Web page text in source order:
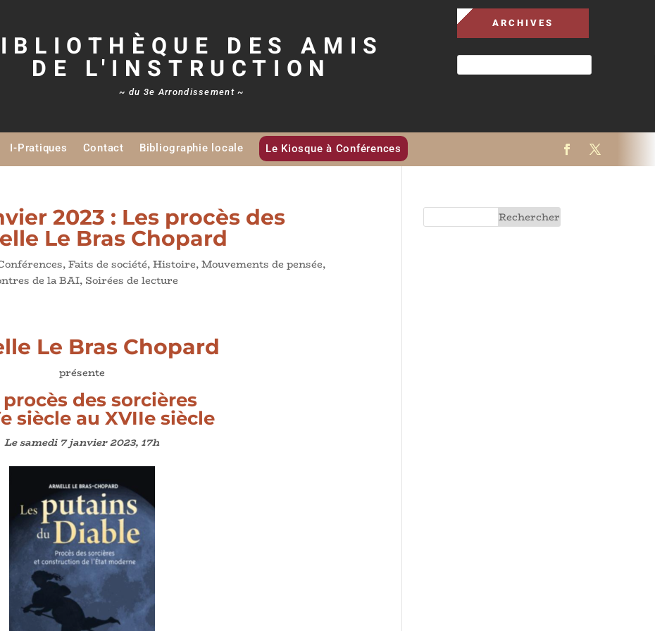
DES AMIS
DE L'INSTRUCTION
~ du 3e Arrondissement ~
ARCHIVES
I-Pratiques Contact Bibliographie locale Le Kiosque à Conférences
2023 : Les procès des
Le Bras Chopard
,Faits de société,Histoire,Mouvements de pensée,
de la BAI, Soirées de lecture
Le Bras Chopard
présente
procès des sorcières
esiècleau XVIIesiècle
Le samedi 7 janvier 2023, 17h